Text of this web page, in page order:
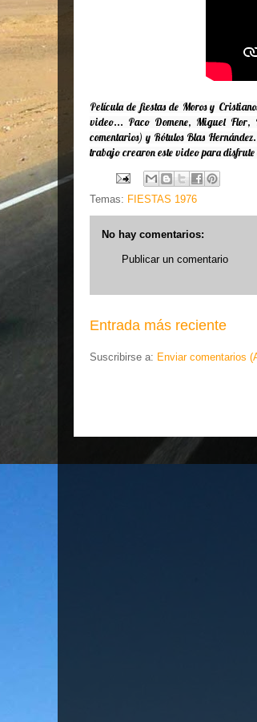
Película de fiestas de Moros y
video... Paco Domene, Miguel Flor,
comentarios) y Rótulos Blas
trabajo crearon este video para disfrute
Temas: FIESTAS 1976
No hay comentarios:
Publicar un comentario
Entrada más reciente
Suscribirse a: Enviar comentarios